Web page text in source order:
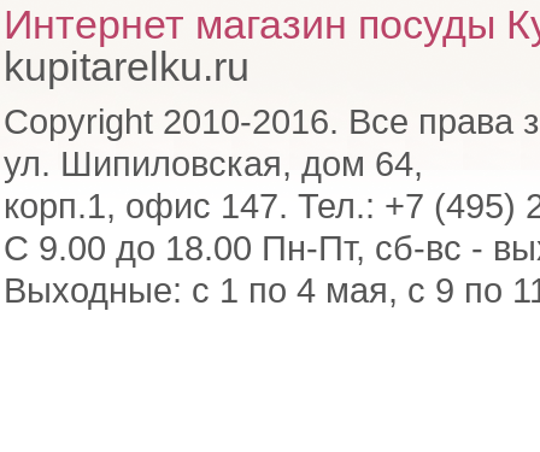
Интернет магазин посуды
kupitarelku.ru
Copyright 2010-2016. Все права
ул. Шипиловская, дом 64,
корп.1, офис 147. Тел.: +7 (495)
С 9.00 до 18.00 Пн-Пт, сб-вс -
Выходные: с 1 по 4 мая, с 9 по